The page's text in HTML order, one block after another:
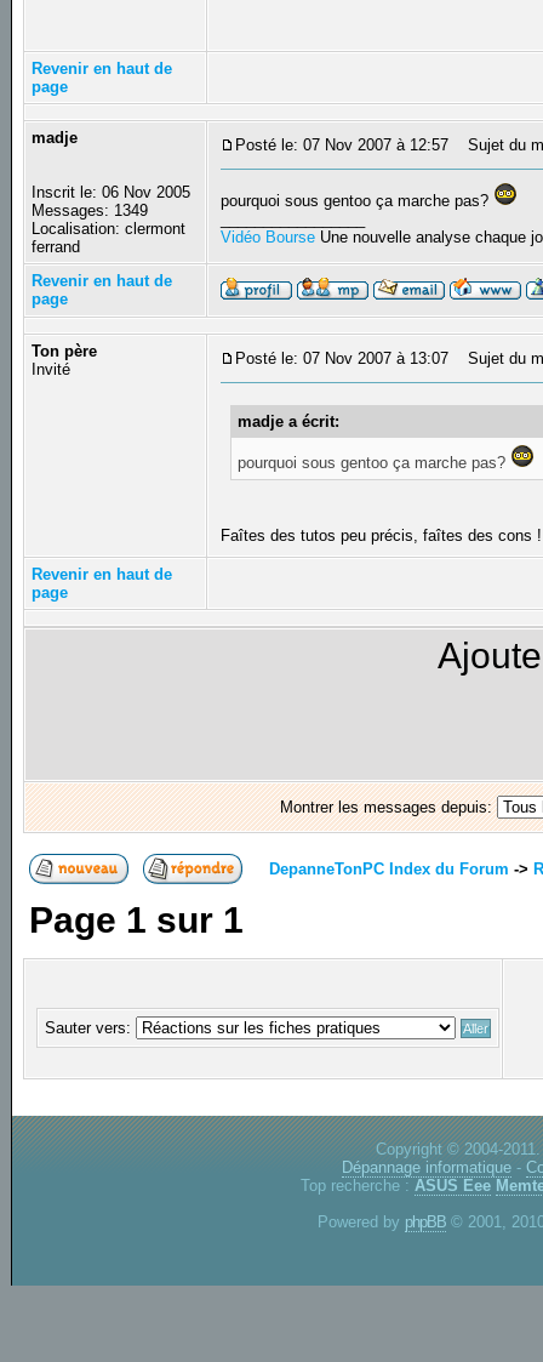
Revenir en haut de
page
madje
Inscrit le: 06 Nov 2005
Messages: 1349
Localisation: clermont
ferrand
Posté le: 07 Nov 2007 à 12:57 Sujet du
pourquoi sous gentoo ça marche pas?
Vidéo Bourse Une nouvelle analyse chaque
Revenir en haut de
page
Ton père
Invité
Posté le: 07 Nov 2007 à 13:07 Sujet du
madje a écrit:
pourquoi sous gentoo ça marche pas?
Faîtes des tutos peu précis, faîtes des cons
Revenir en haut de
page
Montrer les messages depuis:
DepanneTonPC Index du Forum ->
Page 1 sur 1
Sauter vers:
Copyright © 2004-
Dépannage informatique -
Top recherche : ASUS Eee
Powered by phpBB © 2001,